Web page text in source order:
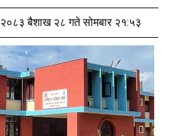
२०८३ बैशाख २८ गते सोमबार २१:५३